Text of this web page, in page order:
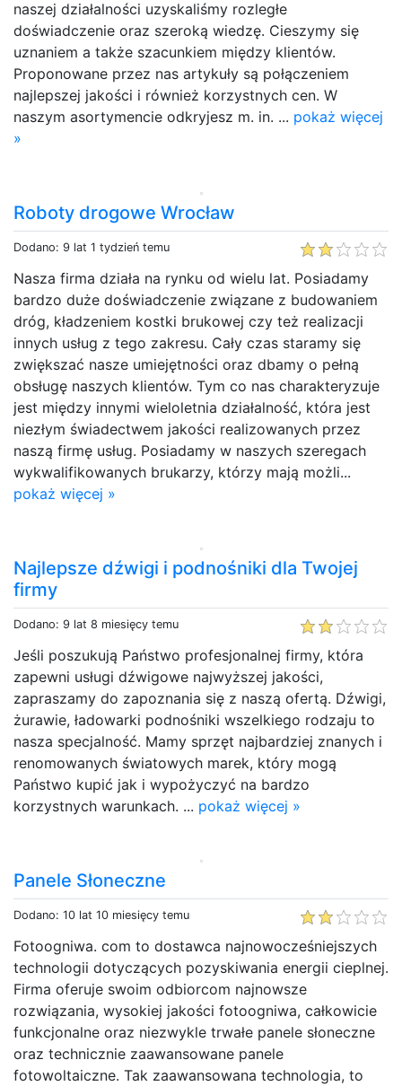
naszej działalności uzyskaliśmy rozległe
doświadczenie oraz szeroką wiedzę. Cieszymy się
uznaniem a także szacunkiem między klientów.
Proponowane przez nas artykuły są połączeniem
najlepszej jakości i również korzystnych cen. W
naszym asortymencie odkryjesz m. in. ... pokaż więcej
»
Roboty drogowe Wrocław
Dodano: 9 lat 1 tydzień temu
Nasza firma działa na rynku od wielu lat. Posiadamy
bardzo duże doświadczenie związane z budowaniem
dróg, kładzeniem kostki brukowej czy też realizacji
innych usług z tego zakresu. Cały czas staramy się
zwiększać nasze umiejętności oraz dbamy o pełną
obsługę naszych klientów. Tym co nas charakteryzuje
jest między innymi wieloletnia działalność, która jest
niezłym świadectwem jakości realizowanych przez
naszą firmę usług. Posiadamy w naszych szeregach
wykwalifikowanych brukarzy, którzy mają możli...
pokaż więcej »
Najlepsze dźwigi i podnośniki dla Twojej
firmy
Dodano: 9 lat 8 miesięcy temu
Jeśli poszukują Państwo profesjonalnej firmy, która
zapewni usługi dźwigowe najwyższej jakości,
zapraszamy do zapoznania się z naszą ofertą. Dźwigi,
żurawie, ładowarki podnośniki wszelkiego rodzaju to
nasza specjalność. Mamy sprzęt najbardziej znanych i
renomowanych światowych marek, który mogą
Państwo kupić jak i wypożyczyć na bardzo
korzystnych warunkach. ... pokaż więcej »
Panele Słoneczne
Dodano: 10 lat 10 miesięcy temu
Fotoogniwa. com to dostawca najnowocześniejszych
technologii dotyczących pozyskiwania energii cieplnej.
Firma oferuje swoim odbiorcom najnowsze
rozwiązania, wysokiej jakości fotoogniwa, całkowicie
funkcjonalne oraz niezwykle trwałe panele słoneczne
oraz technicznie zaawansowane panele
fotowoltaiczne. Tak zaawansowana technologia, to